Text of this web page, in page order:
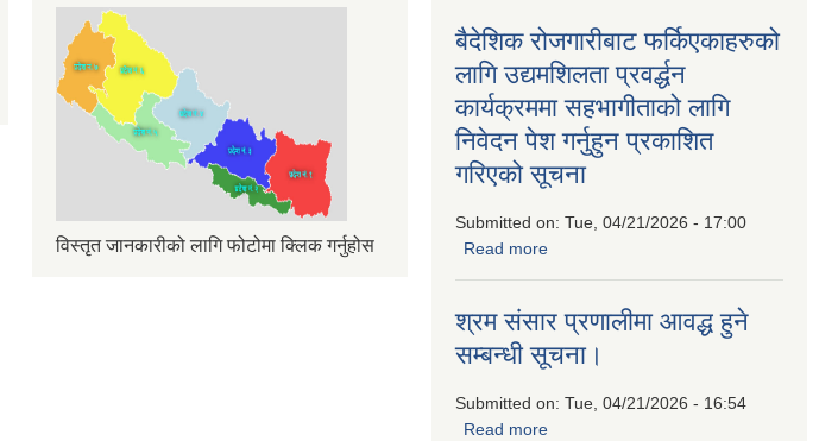
विस्तृत जानकारीको लागि फोटोमा क्लिक गर्नुहोस
बैदेशिक रोजगारीबाट फर्किएकाहरुको
लागि उद्यमशिलता प्रवर्द्धन
कार्यक्रममा सहभागीताको लागि
निवेदन पेश गर्नुहुन प्रकाशित
गरिएको सूचना
Submitted on: Tue, 04/21/2026 - 17:00
Read more
लागि उद्यमशिलता प्रवर्द्धन कार्यक्रममा
गरिएको सूचना
श्रम संसार प्रणालीमा आवद्ध हुने
सम्बन्धी सूचना।
Submitted on: Tue, 04/21/2026 - 16:54
Read more